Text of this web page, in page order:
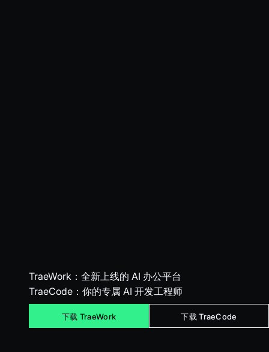
TraeWork ：全新上线的 AI 办公平台
TraeCode ：你的专属 AI 开发工程师
下载 TraeWork 下载 TraeCode